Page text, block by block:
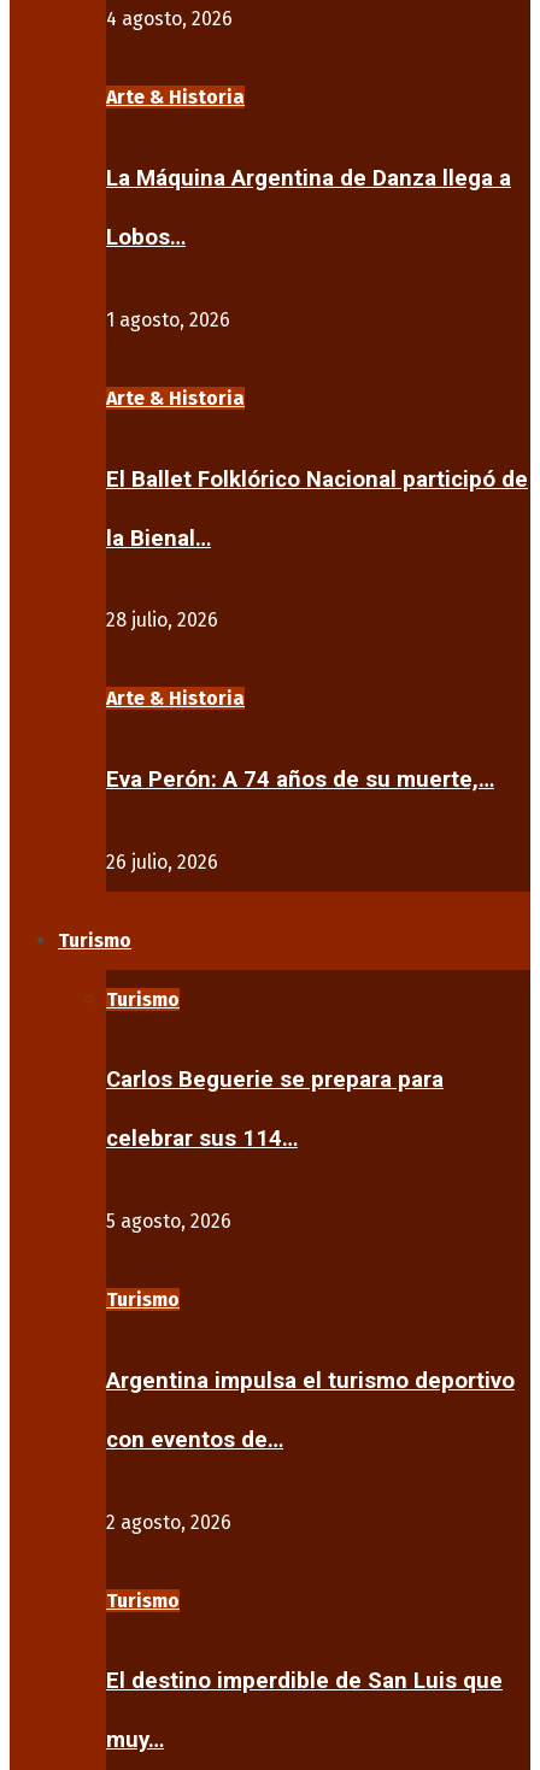
4 agosto, 2026
Arte & Historia
La Máquina Argentina de Danza llega a
Lobos…
1 agosto, 2026
Arte & Historia
El Ballet Folklórico Nacional participó de
la Bienal…
28 julio, 2026
Arte & Historia
Eva Perón: A 74 años de su muerte,…
26 julio, 2026
Turismo
Turismo
Carlos Beguerie se prepara para
celebrar sus 114…
5 agosto, 2026
Turismo
Argentina impulsa el turismo deportivo
con eventos de…
2 agosto, 2026
Turismo
El destino imperdible de San Luis que
muy…